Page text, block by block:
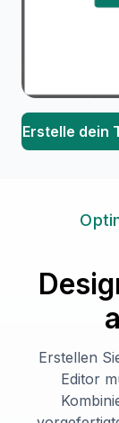
Erstelle dein
Erstellen
Editor